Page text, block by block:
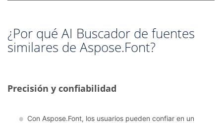
¿Por qué AI Buscador de fuentes
similares de Aspose.Font?
Precisión y confiabilidad
Con Aspose.Font, los usuarios pueden confiar en un